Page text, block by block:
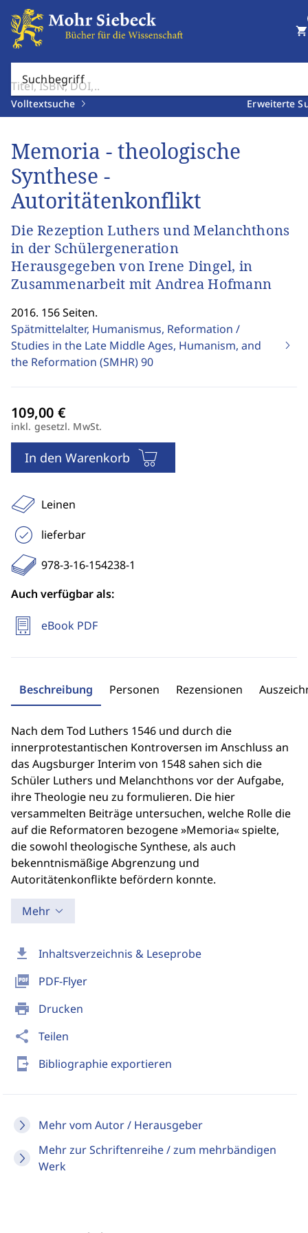
Suchbegriff
Volltextsuche Erweiterte
shopping_cart
download Inhaltsverzeichnis & Leseprobe
picture_as_pdf PDF-Flyer
print Drucken
share Teilen
send_to_mobile Bibliographie exportieren
Mehr vom Autor / Herausgeber
Mehr zur Schriftenreihe / zum mehrbändigen
Werk
Memoria - theologische
Synthese -
Autoritätenkonflikt
Die Rezeption Luthers und Melanchthons
in der Schülergeneration
Herausgegeben von Irene Dingel, in
Zusammenarbeit mit Andrea Hofmann
2016. 156 Seiten.
Spätmittelalter, Humanismus, Reformation /
Studies in the Late Middle Ages, Humanism, and
the Reformation (SMHR)90
inkl. gesetzl. MwSt.
In den Warenkorb
Leinen
lieferbar
978-3-16-154238-1
Auch verfügbar als:
eBook PDF
Beschreibung Personen Rezensionen
Nach dem Tod Luthers 1546 und durch die
innerprotestantischen Kontroversen im Anschluss an
das Augsburger Interim von 1548 sahen sich die
Schüler Luthers und Melanchthons vor der Aufgabe,
ihre Theologie neu zu formulieren. Die hier
versammelten Beiträge untersuchen, welche Rolle die
auf die Reformatoren bezogene »Memoria« spielte,
die sowohl theologische Synthese, als auch
bekenntnismäßige Abgrenzung und
Autoritätenkonflikte befördern konnte.
Mehr